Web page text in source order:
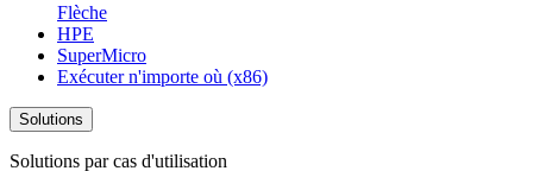
Flèche
HPE
SuperMicro
Exécuter n'importe où (x86)
Solutions
Solutions par cas d'utilisation